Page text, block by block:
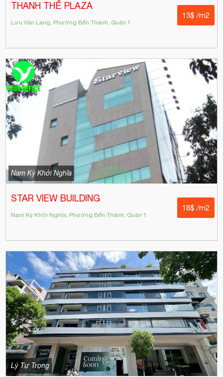
THANH THẾ PLAZA
Lưu Văn Lang, Phường Bến Thành, Quận 1
13$ /m2
Nam Kỳ Khởi Nghĩa
STAR VIEW BUILDING
Nam Kỳ Khởi Nghĩa, Phường Bến Thành, Quận 1
18$ /m2
Lý Tự Trọng